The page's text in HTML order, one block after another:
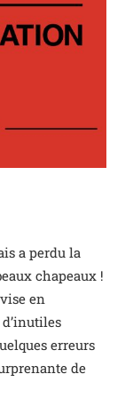
a perdu la
chapeaux !
en
erreurs
de